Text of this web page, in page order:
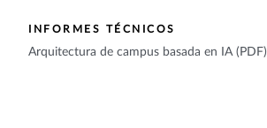
INFORMES TÉCNICOS
Arquitectura de campus basada en IA (PDF)